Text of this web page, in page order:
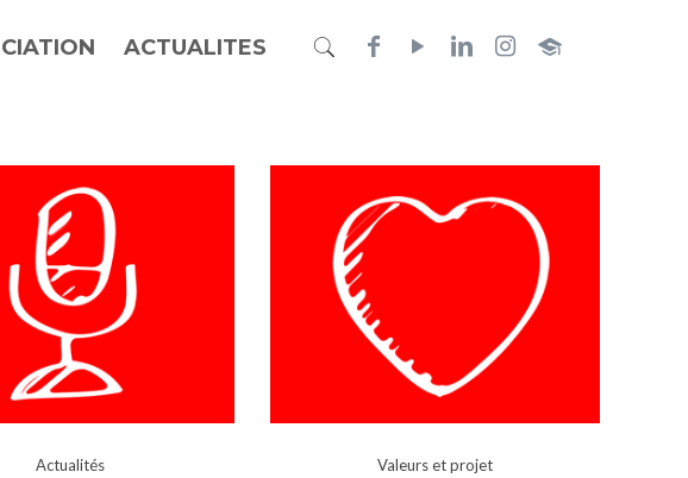
ACTUALITES
Actualités Valeurs et projet